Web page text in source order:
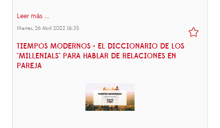
Leer más ...
Martes, 26 Abril 2022 16:35
TIEMPOS MODERNOS - EL DICCIONARIO DE LOS
''MILLENIALS'' PARA HABLAR DE RELACIONES EN
PAREJA